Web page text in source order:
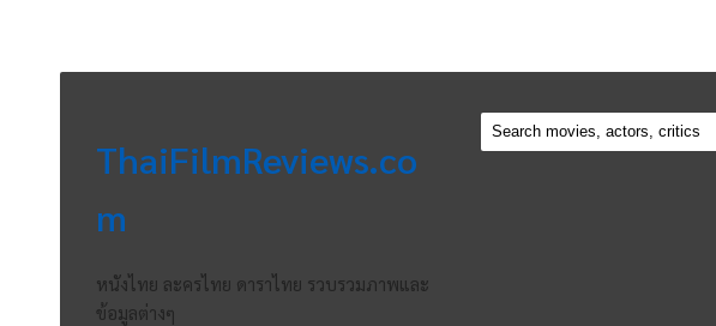
ThaiFilmReviews.co
m
หนังไทย ละครไทย ดาราไทย รวบรวมภาพและ
ข้อมูลต่างๆ